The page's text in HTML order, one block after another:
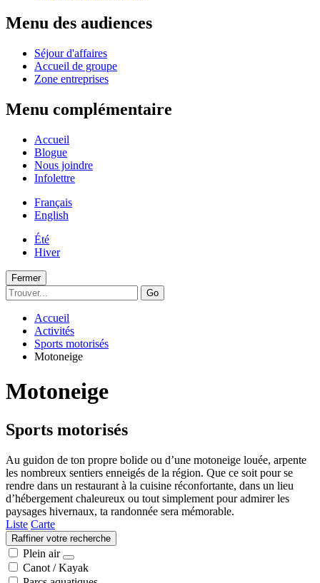
Menu des audiences
Séjour d'affaires
Accueil de groupe
Zone entreprises
Menu complémentaire
Accueil
Blogue
Nous joindre
Infolettre
Français
English
Été
Hiver
Fermer
Go
Accueil
Activités
Sports motorisés
Motoneige
Motoneige
Sports motorisés
Au guidon de ton propre bolide ou d’une motoneige louée, arpente
les nombreux sentiers enneigés de la région. Que ce soit pour se
rendre dans un restaurant à la cuisine réconfortante, dans un lieu
d’hébergement chaleureux ou tout simplement pour admirer les
paysages hivernaux, ta randonnée sera mémorable.
Liste Carte
Raffiner votre recherche
Plein air
Canot / Kayak